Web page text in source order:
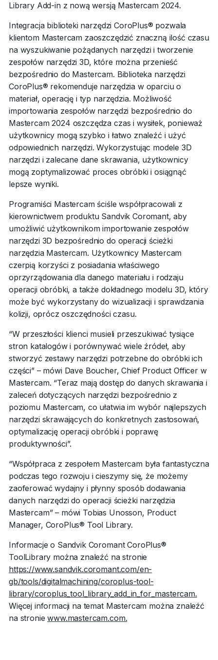
Library Add-in z nową wersją Mastercam 2024.
Integracja biblioteki narzędzi CoroPlus® pozwala
klientom Mastercam zaoszczędzić znaczną ilość czasu
na wyszukiwanie pożądanych narzędzi i tworzenie
zespołów narzędzi 3D, które można przenieść
bezpośrednio do Mastercam. Biblioteka narzędzi
CoroPlus® rekomenduje narzędzia w oparciu o
materiał, operację i typ narzędzia. Możliwość
importowania zespołów narzędzi bezpośrednio do
Mastercam 2024 oszczędza czas i wysiłek, ponieważ
użytkownicy mogą szybko i łatwo znaleźć i użyć
odpowiednich narzędzi. Wykorzystując modele 3D
narzędzi i zalecane dane skrawania, użytkownicy
mogą zoptymalizować proces obróbki i osiągnąć
lepsze wyniki.
Programiści Mastercam ściśle współpracowali z
kierownictwem produktu Sandvik Coromant, aby
umożliwić użytkownikom importowanie zespołów
narzędzi 3D bezpośrednio do operacji ścieżki
narzędzia Mastercam. Użytkownicy Mastercam
czerpią korzyści z posiadania właściwego
oprzyrządowania dla danego materiału i rodzaju
operacji obróbki, a także dokładnego modelu 3D, który
może być wykorzystany do wizualizacji i sprawdzania
kolizji, oprócz oszczędności czasu.
“W przeszłości klienci musieli przeszukiwać tysiące
stron katalogów i porównywać wiele źródeł, aby
stworzyć zestawy narzędzi potrzebne do obróbki ich
części” – mówi Dave Boucher, Chief Product Officer w
Mastercam. “Teraz mają dostęp do danych skrawania i
zaleceń dotyczących narzędzi bezpośrednio z
poziomu Mastercam, co ułatwia im wybór najlepszych
narzędzi skrawających do konkretnych zastosowań,
optymalizację operacji obróbki i poprawę
produktywności”.
“Współpraca z zespołem Mastercam była fantastyczna
podczas tego rozwoju i cieszymy się, że możemy
zaoferować wydajny i płynny sposób dodawania
danych narzędzi do operacji ścieżki narzędzia
Mastercam” – mówi Tobias Unosson, Product
Manager, CoroPlus® Tool Library.
Informacje o Sandvik Coromant CoroPlus®
ToolLibrary można znaleźć na stronie
https://www.sandvik.coromant.com/en-
gb/tools/digitalmachining/coroplus-tool-
library/coroplus_tool_library_add_in_for_mastercam.
Więcej informacji na temat Mastercam można znaleźć
na stroniewww.mastercam.com.